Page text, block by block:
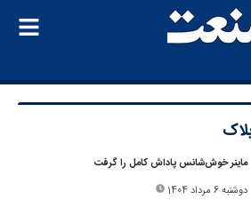
ماینر خوش‌شانس پاداش کامل را گرفت
دوشنبه 6 مرداد 1404